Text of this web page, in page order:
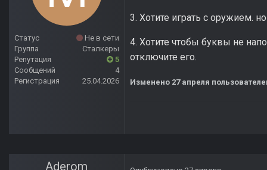
Статус
Не в сети
Группа
Сталкеры
Репутация
5
Сообщений
4
Регистрация
25.04.2026
3. Хотите играть с оружием.
4. Хотите чтобы буквы не
отключите его.
Изменено 27 апреля
Aderom